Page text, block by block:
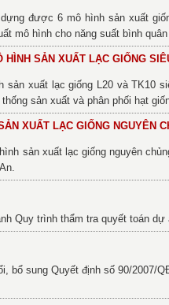
được 6 mô hình sản xuất
mô hình cho năng suất bình
HÌNH SẢN XUẤT LẠC GIỐNG
sản xuất lạc giống L20 và TK10
sản xuất và phân phối hạt
XUẤT LẠC GIỐNG NGUYÊN
sản xuất lạc giống nguyên
Quy trình thẩm tra quyết toán
bổ sung Quyết định số 90/2007/